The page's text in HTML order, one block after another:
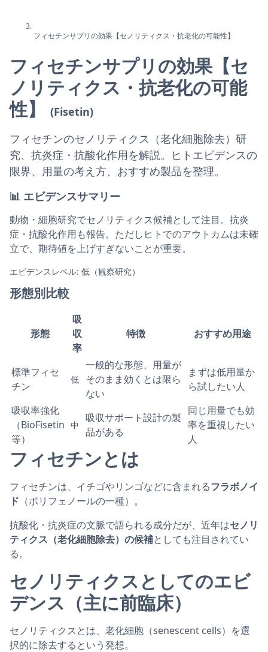
フィセチンサプリの効果【セノリティクス・抗老化の可能性】
フィセチンサプリの効果【セ
ノリティクス・抗老化の可能
性】
(Fisetin)
フィセチンのセノリティクス（老化細胞除去）研
究、抗炎症・抗酸化作用を解説。ヒトエビデンスの
限界、用量の考え方、おすすめ製品を整理。
📊 エビデンスサマリー
動物・細胞研究でセノリティクス候補として注目。抗炎
症・抗酸化作用も報告。ただしヒトでのアウトカムは未確
立で、期待値を上げすぎないことが重要。
エビデンスレベル: 低（観察研究）
形態別比較
形態
吸
収
率
特徴 おすすめ用途
標準フィセ
チン
低
一般的な形態、用量が
そのまま効くとは限ら
ない
まずは低用量か
ら試したい人
吸収率強化
（BioFisetin
等）
中
吸収サポート設計の製
品がある
同じ用量でも効
率を重視したい
人
フィセチンとは
フィセチンは、イチゴやリンゴなどに含まれるフラボノイ
ド （ポリフェノールの一種）。
抗酸化・抗炎症の文脈で語られる成分だが、近年はセノリ
ティクス（老化細胞除去）の候補としても注目されてい
る。
セノリティクスとしてのエビ
デンス（主に前臨床）
セノリティクスとは、老化細胞（senescent cells）を選
択的に除去するという発想。